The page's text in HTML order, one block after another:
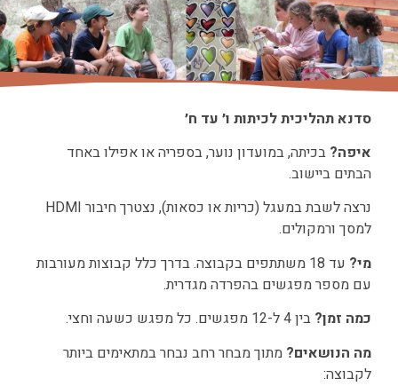
סדנא תהליכיתלכיתות ו׳ עד ח׳
איפה? בכיתה, במועדון נוער, בספריה או אפילו באחד
הבתים ביישוב.
נרצה לשבת במעגל (כריות או כסאות), נצטרך חיבור HDMI
למסך ורמקולים.
מי?
עד 18 משתתפים בקבוצה. בדרך כלל קבוצות מעורבות
עם מספר מפגשים בהפרדה מגדרית.
כמה זמן? בין 4 ל-12 מפגשים. כל מפגש כשעה וחצי.
מה הנושאים? מתוך מבחר רחב נבחר במתאימים ביותר
לקבוצה: